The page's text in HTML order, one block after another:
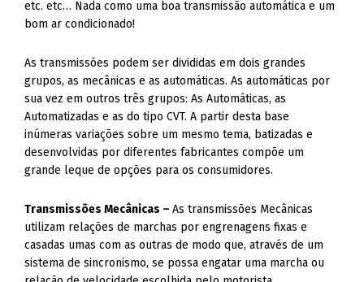
etc. etc… Nada como uma boa transmissão automática e um
bom ar condicionado!
As transmissões podem ser divididas em dois grandes
grupos, as mecânicas e as automáticas. As automáticas por
sua vez em outros três grupos: As Automáticas, as
Automatizadas e as do tipo CVT. A partir desta base
inúmeras variações sobre um mesmo tema, batizadas e
desenvolvidas por diferentes fabricantes compõe um
grande leque de opções para os consumidores.
Transmissões Mecânicas –As transmissões Mecânicas
utilizam relações de marchas por engrenagens fixas e
casadas umas com as outras de modo que, através de um
sistema de sincronismo, se possa engatar uma marcha ou